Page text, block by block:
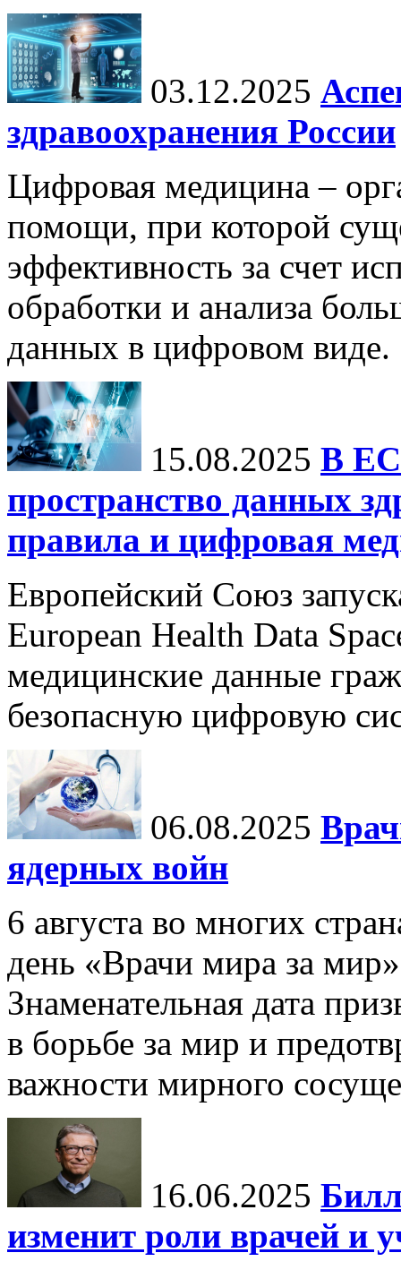
03.12.2025
здравоохранения России
Цифровая медицина –
помощи, при которой
эффективность за счет
обработки и анализа
данных в цифровом виде.
15.08.2025 В ЕС
пространство данных
правила и цифровая
Европейский Союз
European Health Data
медицинские данные
безопасную цифровую
06.08.2025
ядерных войн
6 августа во многих
день «Врачи мира за
Знаменательная дата
в борьбе за мир и
важности мирного
16.06.2025
изменит роли врачей и